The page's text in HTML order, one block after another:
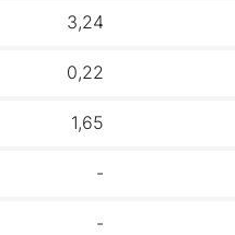
3,24
0,22
1,65
-
-